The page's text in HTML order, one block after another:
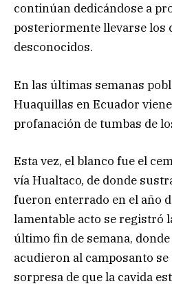
continúan dedicándose a
posteriormente llevarse los
desconocidos.
En las últimas semanas
Huaquillas en Ecuador
profanación de tumbas de
Esta vez, el blanco fue el
vía Hualtaco, de donde
fueron enterrado en el año
lamentable acto se registró
último fin de semana,
acudieron al camposanto
sorpresa de que la cavida